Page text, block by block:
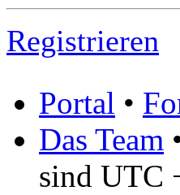
Registrieren
Portal •
Das Team
sind UTC